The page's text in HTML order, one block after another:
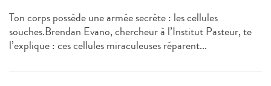
Ton corps possède une armée secrète : les cellules
souches.Brendan Evano, chercheur à l’Institut Pasteur, te
l’explique : ces cellules miraculeuses réparent...